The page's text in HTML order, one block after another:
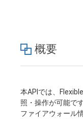
サポート
すべてのメニ
モニタリング/
管理機能
ネットワーク
モニタリング/
■ セットアップガ
- 初期設定・確認
- セキュリティ・
- IoT
サービス稼働
メンテナンス
販売パートナ
トレーニング/操作
概要
本APIでは、
照・操作が可能です
ファイアウォール